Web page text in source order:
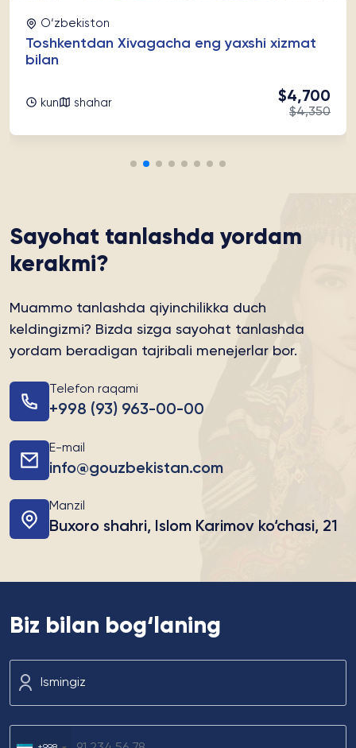
O‘zbekiston
Toshkentdan Xivagacha eng yaxshi xizmat
bilan
kun shahar $4,700
$4,350
Sayohat tanlashda yordam
kerakmi?
Muammo tanlashda qiyinchilikka duch
keldingizmi? Bizda sizga sayohat tanlashda
yordam beradigan tajribali menejerlar bor.
Telefon raqami
+998 (93) 963-00-00
E-mail
info@gouzbekistan.com
Manzil
Buxoro shahri, Islom Karimov ko‘chasi, 21
Biz bilan bog‘laning
Ismingiz